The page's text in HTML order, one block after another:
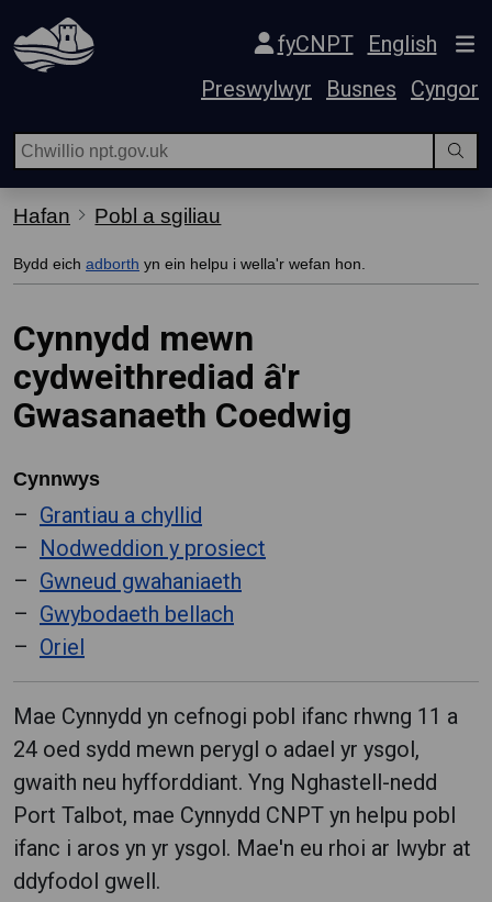
Hepgor gwe-lywio
fyCNPT
English
Preswylwyr
Busnes Cyngor
Hafan Pobl a sgiliau
Bydd eich adborth yn ein helpu i wella'r wefan hon.
Cynnydd mewn
cydweithrediad â'r
Gwasanaeth Coedwig
Cynnwys
Grantiau a chyllid
Nodweddion y prosiect
Gwneud gwahaniaeth
Gwybodaeth bellach
Oriel
Mae Cynnydd yn cefnogi pobl ifanc rhwng 11 a
24 oed sydd mewn perygl o adael yr ysgol,
gwaith neu hyfforddiant. Yng Nghastell-nedd
Port Talbot, mae Cynnydd CNPT yn helpu pobl
ifanc i aros yn yr ysgol. Mae'n eu rhoi ar lwybr at
ddyfodol gwell.